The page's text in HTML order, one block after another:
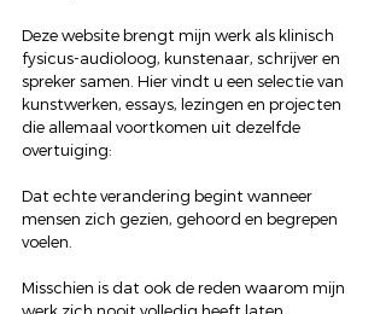
Deze website brengt mijn werk als klinisch
fysicus-audioloog, kunstenaar, schrijver en
spreker samen. Hier vindt u een selectie van
kunstwerken, essays, lezingen en projecten
die allemaal voortkomen uit dezelfde
overtuiging:
Dat echte verandering begint wanneer
mensen zich gezien, gehoord en begrepen
voelen.
Misschien is dat ook de reden waarom mijn